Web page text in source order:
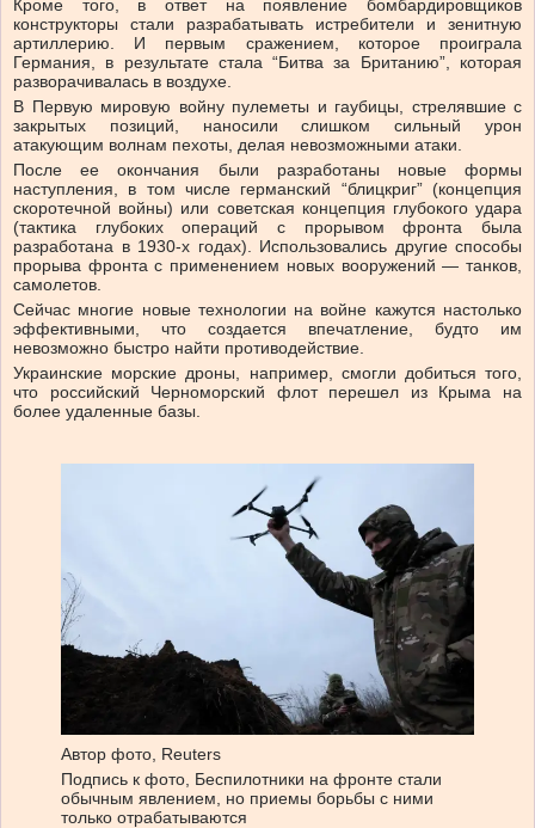
Кроме того, в ответ на появление бомбардировщиков
конструкторы стали разрабатывать истребители и зенитную
артиллерию. И первым сражением, которое проиграла
Германия, в результате стала “Битва за Британию”, которая
разворачивалась в воздухе.
В Первую мировую войну пулеметы и гаубицы, стрелявшие с
закрытых позиций, наносили слишком сильный урон
атакующим волнам пехоты, делая невозможными атаки.
После ее окончания были разработаны новые формы
наступления, в том числе германский “блицкриг” (концепция
скоротечной войны) или советская концепция глубокого удара
(тактика глубоких операций с прорывом фронта была
разработана в 1930-х годах). Использовались другие способы
прорыва фронта с применением новых вооружений — танков,
самолетов.
Сейчас многие новые технологии на войне кажутся настолько
эффективными, что создается впечатление, будто им
невозможно быстро найти противодействие.
Украинские морские дроны, например, смогли добиться того,
что российский Черноморский флот перешел из Крыма на
более удаленные базы.
Автор фото, Reuters
Подпись к фото, Беспилотники на фронте стали
обычным явлением, но приемы борьбы с ними
только отрабатываются